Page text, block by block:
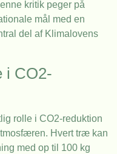
kritik peger på
mål med en
del af Klimalovens
i CO2-
rolle i CO2-reduktion
Hvert træ kan
med op til 100 kg